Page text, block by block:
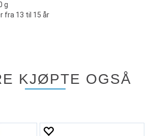
g
fra 13 til 15 år
KJØPTE OGSÅ